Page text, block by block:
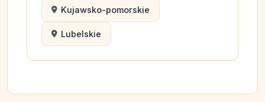
Kujawsko-pomorskie
Lubelskie